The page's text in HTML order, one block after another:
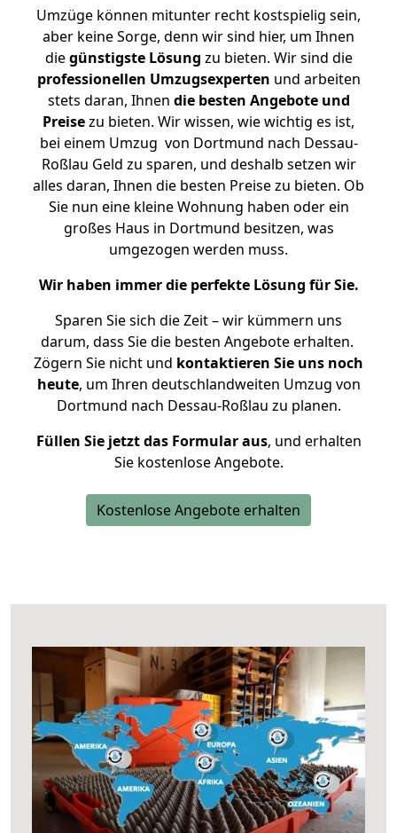
Umzüge können mitunter recht kostspielig sein,
aber keine Sorge, denn wir sind hier, um Ihnen
diegünstigste Lösung zu bieten. Wir sind die
professionellen Umzugsexperten und arbeiten
stets daran, Ihnen die besten Angebote und
Preisezu bieten. Wir wissen, wie wichtig es ist,
bei einem Umzug von Dortmund nach Dessau-
Roßlau Geld zu sparen, und deshalb setzen wir
alles daran, Ihnen die besten Preise zu bieten. Ob
Sie nun eine kleine Wohnung haben oder ein
großes Haus in Dortmund besitzen, was
umgezogen werden muss.
Wir haben immer die perfekte Lösung für Sie.
Sparen Sie sich die Zeit – wir kümmern uns
darum, dass Sie die besten Angebote erhalten.
Zögern Sie nicht und kontaktieren Sie uns noch
heute, um Ihren deutschlandweiten Umzug von
Dortmund nach Dessau-Roßlau zu planen.
Füllen Sie jetzt das Formular aus, und erhalten
Sie kostenlose Angebote.
Kostenlose Angebote erhalten